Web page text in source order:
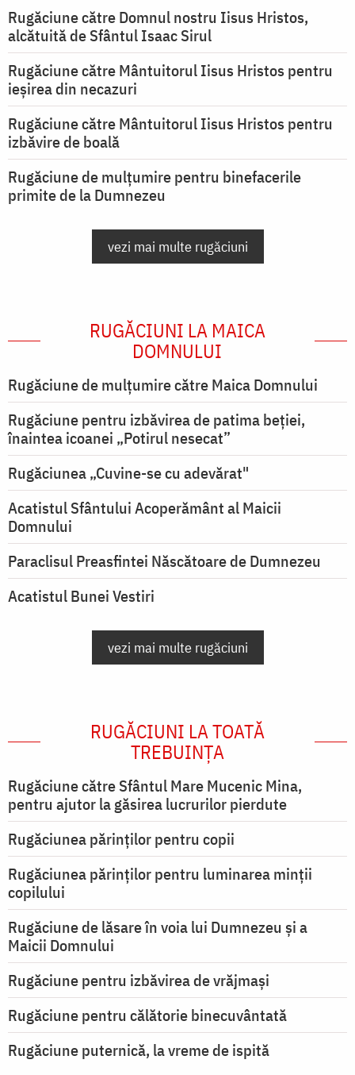
Rugăciune către Domnul nostru Iisus Hristos,
alcătuită de Sfântul Isaac Sirul
Rugăciune către Mântuitorul Iisus Hristos pentru
ieşirea din necazuri
Rugăciune către Mântuitorul Iisus Hristos pentru
izbăvire de boală
Rugăciune de mulțumire pentru binefacerile
primite de la Dumnezeu
vezi mai multe rugăciuni
RUGĂCIUNI LA MAICA
DOMNULUI
Rugăciune de mulţumire către Maica Domnului
Rugăciune pentru izbăvirea de patima beției,
înaintea icoanei „Potirul nesecat”
Rugăciunea „Cuvine-se cu adevărat"
Acatistul Sfântului Acoperământ al Maicii
Domnului
Paraclisul Preasfintei Născătoare de Dumnezeu
Acatistul Bunei Vestiri
vezi mai multe rugăciuni
RUGĂCIUNI LA TOATĂ
TREBUINȚA
Rugăciune către Sfântul Mare Mucenic Mina,
pentru ajutor la găsirea lucrurilor pierdute
Rugăciunea părinților pentru copii
Rugăciunea părinților pentru luminarea minţii
copilului
Rugăciune de lăsare în voia lui Dumnezeu şi a
Maicii Domnului
Rugăciune pentru izbăvirea de vrăjmași
Rugăciune pentru călătorie binecuvântată
Rugăciune puternică, la vreme de ispită